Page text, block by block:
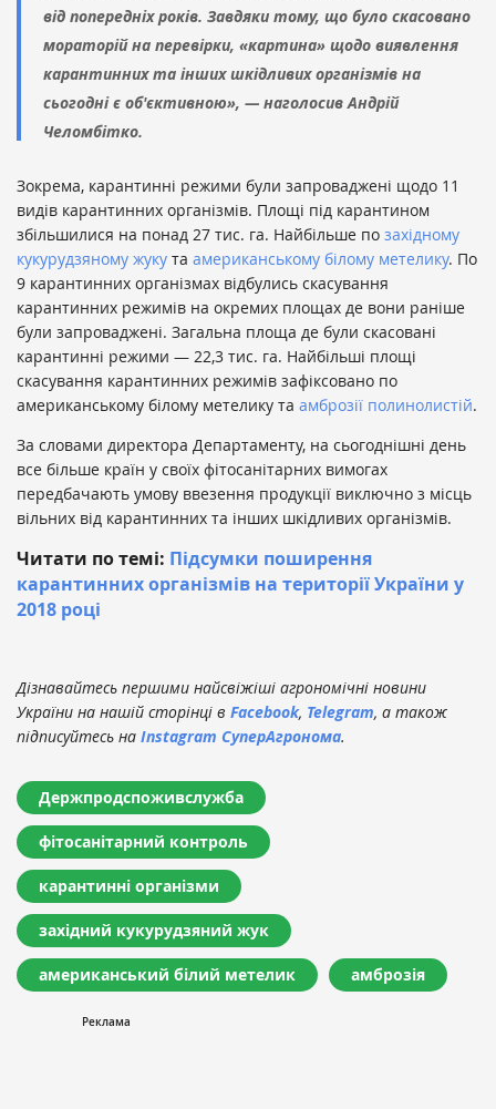
від попередніх років. Завдяки тому, що було скасовано
мораторій на перевірки, «картина» щодо виявлення
карантинних та інших шкідливих організмів на
сьогодні є об'єктивною», — наголосив Андрій
Челомбітко.
Зокрема, карантинні режими були запроваджені щодо 11
видів карантинних організмів. Площі під карантином
збільшилися на понад 27 тис. га. Найбільше по західному
кукурудзяному жуку та американському білому метелику. По
9 карантинних організмах відбулись скасування
карантинних режимів на окремих площах де вони раніше
були запроваджені. Загальна площа де були скасовані
карантинні режими — 22,3 тис. га. Найбільші площі
скасування карантинних режимів зафіксовано по
американському білому метелику та амброзії полинолистій.
За словами директора Департаменту, на сьогоднішні день
все більше країн у своїх фітосанітарних вимогах
передбачають умову ввезення продукції виключно з місць
вільних від карантинних та інших шкідливих організмів.
Читати по темі: Підсумки поширення
карантинних організмів на території України у
2018 році
Дізнавайтесь першими найсвіжіші агрономічні новини
України на нашій сторінці в Facebook, Telegram, а також
підписуйтесь на Instagram СуперАгронома.
Держпродспоживслужба
фітосанітарний контроль
карантинні організми
західний кукурудзяний жук
американський білий метелик амброзія